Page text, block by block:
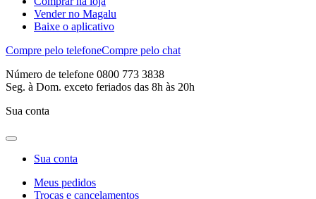
Vender no Magalu
Baixe o aplicativo
Compre pelo telefoneCompre pelo chat
Número de telefone 0800 773 3838
Seg. à Dom. exceto feriados das 8h às 20h
Sua conta
Sua conta
Meus pedidos
Trocas e cancelamentos